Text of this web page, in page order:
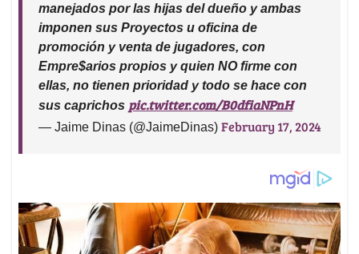
manejados por las hijas del dueño y ambas
imponen sus Proyectos u oficina de
promoción y venta de jugadores, con
Empre$arios propios y quien NO firme con
ellas, no tienen prioridad y todo se hace con
sus caprichos pic.twitter.com/B0dfiaNPnH
— Jaime Dinas (@JaimeDinas) February 17, 2024